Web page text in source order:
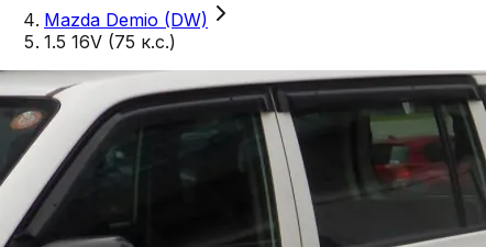
Mazda Demio (DW)
1.5 16V (75 к.с.)